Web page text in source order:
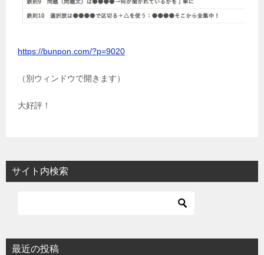
https://bunpon.com/?p=9020
（別ウィンドウで開きます）
大好評！
サイト内検索
最近の投稿